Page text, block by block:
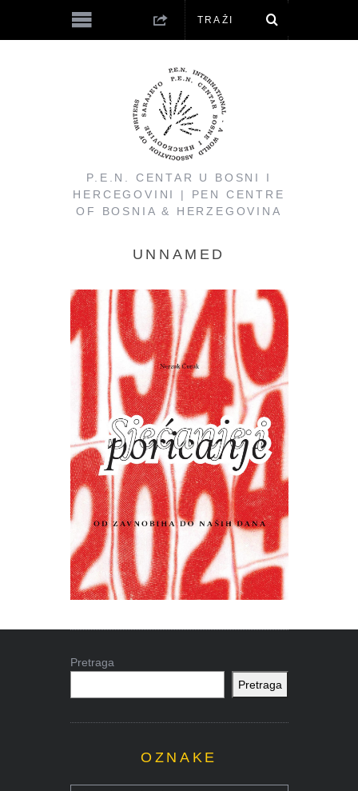
P.E.N. CENTAR U BOSNI I
HERCEGOVINI | PEN CENTRE
OF BOSNIA & HERZEGOVINA
UNNAMED
Pretraga
Pretraga
OZNAKE